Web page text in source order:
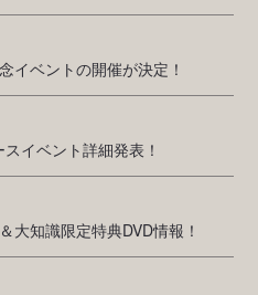
イベントの開催が決定！
イベント詳細発表！
大知識限定特典DVD情報！